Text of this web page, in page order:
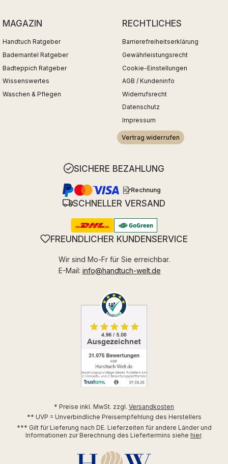
MAGAZIN
Handtuch Ratgeber
Bademantel Ratgeber
Badteppich Ratgeber
Wissenswertes
Waschen & Pflegen
RECHTLICHES
Barrierefreiheitserklärung
Gewährleistungsrecht
Cookie-Einstellungen
AGB / Kundeninfo
Widerrufsrecht
Datenschutz
Impressum
Vertrag widerrufen
SICHERE BEZAHLUNG
Rechnung
SCHNELLER VERSAND
FREUNDLICHER KUNDENSERVICE
Wir sind Mo-Fr für Sie erreichbar.
E-Mail: info@handtuch-welt.de
* Preise inkl. MwSt. zzgl. Versandkosten
** UVP = Unverbindliche Preisempfehlung des Herstellers
*** Gilt für Lieferung nach DE. Lieferzeiten für andere Länder und
Informationen zur Berechnung des Liefertermins siehe hier.